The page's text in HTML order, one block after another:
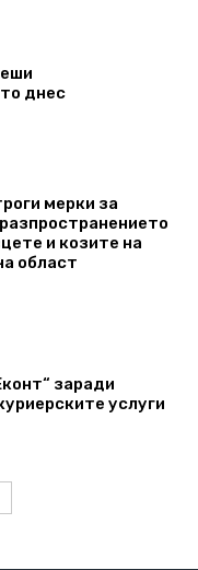
днес
мерки за
и козите на
област
заради
услуги